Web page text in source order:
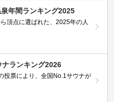
年間ランキング2025
頂点に選ばれた、2025年の人
ランキング2026
投票により、全国No.1サウナが